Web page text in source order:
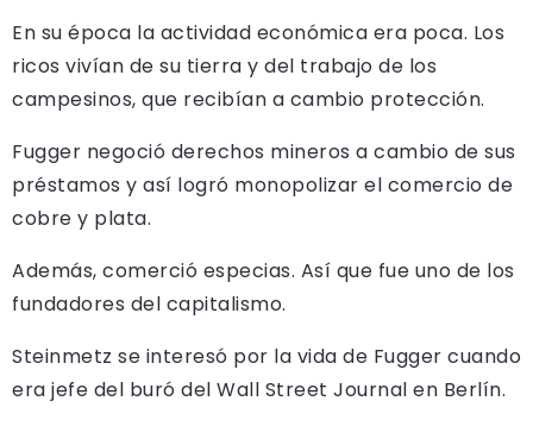
En su época la actividad económica era poca. Los
ricos vivían de su tierra y del trabajo de los
campesinos, que recibían a cambio protección.
Fugger negoció derechos mineros a cambio de sus
préstamos y así logró monopolizar el comercio de
cobre y plata.
Además, comerció especias. Así que fue uno de los
fundadores del capitalismo.
Steinmetz se interesó por la vida de Fugger cuando
era jefe del buró del Wall Street Journal en Berlín.